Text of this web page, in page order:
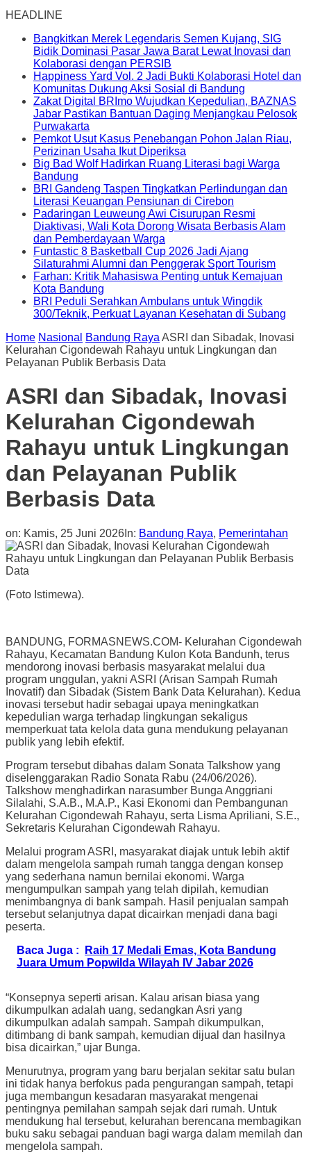
HEADLINE
Bangkitkan Merek Legendaris Semen Kujang, SIG
Bidik Dominasi Pasar Jawa Barat Lewat Inovasi dan
Kolaborasi dengan PERSIB
Happiness Yard Vol. 2 Jadi Bukti Kolaborasi Hotel dan
Komunitas Dukung Aksi Sosial di Bandung
Zakat Digital BRImo Wujudkan Kepedulian, BAZNAS
Jabar Pastikan Bantuan Daging Menjangkau Pelosok
Purwakarta
Pemkot Usut Kasus Penebangan Pohon Jalan Riau,
Perizinan Usaha Ikut Diperiksa
Big Bad Wolf Hadirkan Ruang Literasi bagi Warga
Bandung
BRI Gandeng Taspen Tingkatkan Perlindungan dan
Literasi Keuangan Pensiunan di Cirebon
Padaringan Leuweung Awi Cisurupan Resmi
Diaktivasi, Wali Kota Dorong Wisata Berbasis Alam
dan Pemberdayaan Warga
Funtastic 8 Basketball Cup 2026 Jadi Ajang
Silaturahmi Alumni dan Penggerak Sport Tourism
Farhan: Kritik Mahasiswa Penting untuk Kemajuan
Kota Bandung
BRI Peduli Serahkan Ambulans untuk Wingdik
300/Teknik, Perkuat Layanan Kesehatan di Subang
Home Nasional Bandung Raya ASRI dan Sibadak, Inovasi
Kelurahan Cigondewah Rahayu untuk Lingkungan dan
Pelayanan Publik Berbasis Data
ASRI dan Sibadak, Inovasi
Kelurahan Cigondewah
Rahayu untuk Lingkungan
dan Pelayanan Publik
Berbasis Data
on: Kamis, 25 Juni 2026 In: Bandung Raya, Pemerintahan
(Foto Istimewa).
BANDUNG, FORMASNEWS.COM- Kelurahan Cigondewah
Rahayu, Kecamatan Bandung Kulon Kota Bandunh, terus
mendorong inovasi berbasis masyarakat melalui dua
program unggulan, yakni ASRI (Arisan Sampah Rumah
Inovatif) dan Sibadak (Sistem Bank Data Kelurahan). Kedua
inovasi tersebut hadir sebagai upaya meningkatkan
kepedulian warga terhadap lingkungan sekaligus
memperkuat tata kelola data guna mendukung pelayanan
publik yang lebih efektif.
Program tersebut dibahas dalam Sonata Talkshow yang
diselenggarakan Radio Sonata Rabu (24/06/2026).
Talkshow menghadirkan narasumber Bunga Anggriani
Silalahi, S.A.B., M.A.P., Kasi Ekonomi dan Pembangunan
Kelurahan Cigondewah Rahayu, serta Lisma Apriliani, S.E.,
Sekretaris Kelurahan Cigondewah Rahayu.
Melalui program ASRI, masyarakat diajak untuk lebih aktif
dalam mengelola sampah rumah tangga dengan konsep
yang sederhana namun bernilai ekonomi. Warga
mengumpulkan sampah yang telah dipilah, kemudian
menimbangnya di bank sampah. Hasil penjualan sampah
tersebut selanjutnya dapat dicairkan menjadi dana bagi
peserta.
Baca Juga :
Raih 17 Medali Emas, Kota Bandung
Juara Umum Popwilda Wilayah IV Jabar 2026
“Konsepnya seperti arisan. Kalau arisan biasa yang
dikumpulkan adalah uang, sedangkan Asri yang
dikumpulkan adalah sampah. Sampah dikumpulkan,
ditimbang di bank sampah, kemudian dijual dan hasilnya
bisa dicairkan,” ujar Bunga.
Menurutnya, program yang baru berjalan sekitar satu bulan
ini tidak hanya berfokus pada pengurangan sampah, tetapi
juga membangun kesadaran masyarakat mengenai
pentingnya pemilahan sampah sejak dari rumah. Untuk
mendukung hal tersebut, kelurahan berencana membagikan
buku saku sebagai panduan bagi warga dalam memilah dan
mengelola sampah.